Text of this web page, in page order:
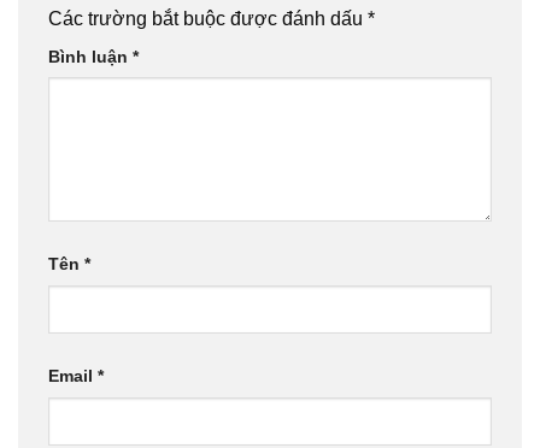
Các trường bắt buộc được đánh dấu *
Bình luận *
Tên *
Email *